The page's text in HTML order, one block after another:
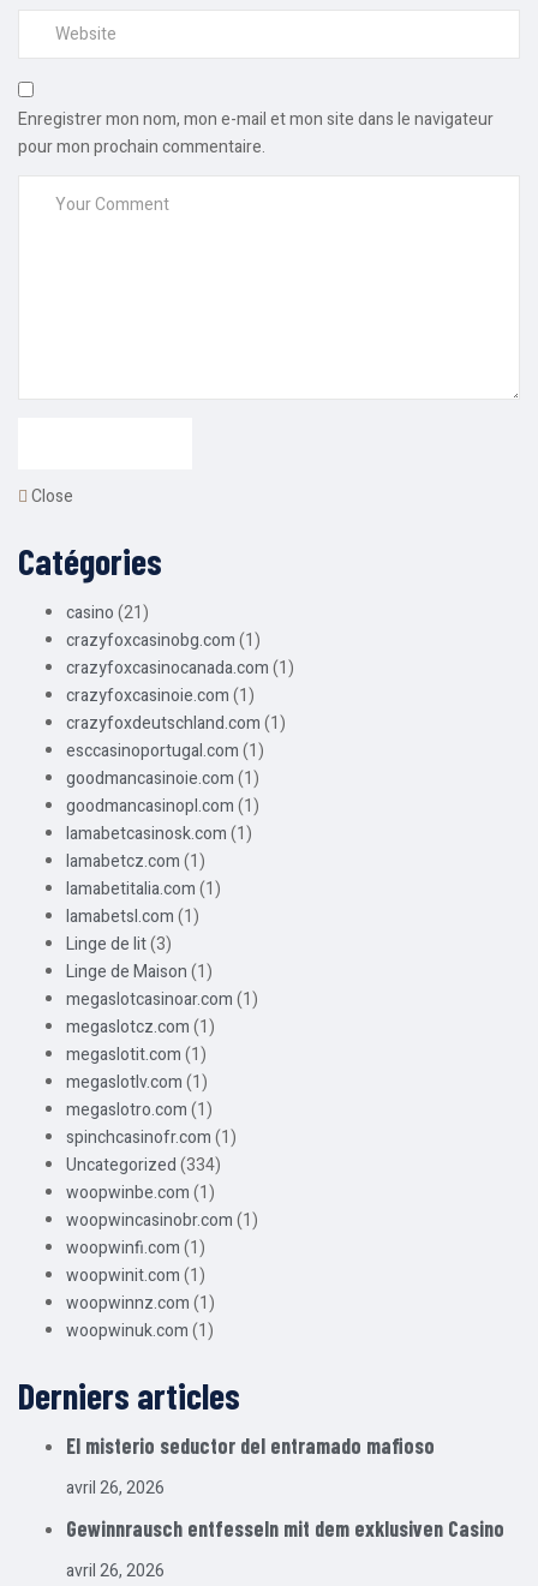
Enregistrer mon nom, mon e-mail et mon site dans le navigateur
pour mon prochain commentaire.
Close
Catégories
casino(21)
crazyfoxcasinobg.com(1)
crazyfoxcasinocanada.com(1)
crazyfoxcasinoie.com(1)
crazyfoxdeutschland.com(1)
esccasinoportugal.com(1)
goodmancasinoie.com(1)
goodmancasinopl.com(1)
lamabetcasinosk.com(1)
lamabetcz.com(1)
lamabetitalia.com(1)
lamabetsl.com(1)
Linge de lit(3)
Linge de Maison(1)
megaslotcasinoar.com(1)
megaslotcz.com(1)
megaslotit.com(1)
megaslotlv.com(1)
megaslotro.com(1)
spinchcasinofr.com(1)
Uncategorized(334)
woopwinbe.com(1)
woopwincasinobr.com(1)
woopwinfi.com(1)
woopwinit.com(1)
woopwinnz.com(1)
woopwinuk.com(1)
Derniers articles
El misterio seductor del entramado mafioso
avril 26, 2026
Gewinnrausch entfesseln mit dem exklusiven Casino
avril 26, 2026